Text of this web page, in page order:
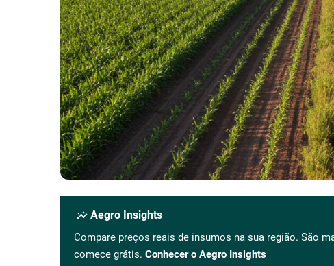
insights Aegro Insights
Compare preços reais de insumos na sua região. São
comece grátis. Conhecer o Aegro Insights